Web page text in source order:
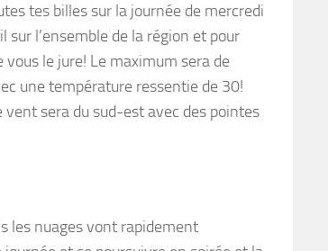
tes billes sur la journée de mercredi
sur l’ensemble de la région et pour
vous le jure! Le maximum sera de
une température ressentie de 30!
sera du sud-est avec des pointes
les nuages vont rapidement